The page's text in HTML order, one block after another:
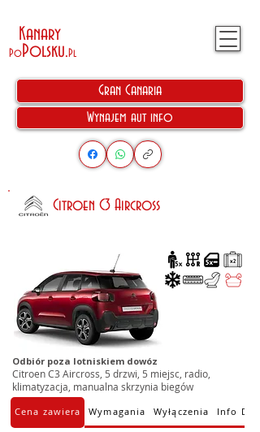
Kanary
PoPolsku.Pl
Gran Canaria
Wynajem aut info
Citroen C3 Aircross
Odbiór poza lotniskiem dowóz
Citroen C3 Aircross, 5 drzwi, 5 miejsc, radio,
klimatyzacja, manualna skrzynia biegów
Cena zawiera Wymagania Wyłączenia Info